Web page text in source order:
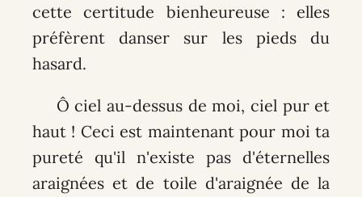
cette certitude bienheureuse : elles
préfèrent danser sur les pieds du
hasard.
Ô ciel au-dessus de moi, ciel pur et
haut ! Ceci est maintenant pour moi ta
pureté qu'il n'existe pas d'éternelles
araignées et de toile d'araignée de la